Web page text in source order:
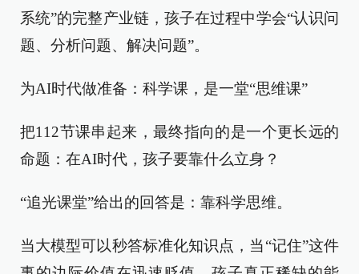
系统”的完整产业链，孩子在过程中学会“认识问
题、分析问题、解决问题”。
为AI时代做准备：科学课，是一堂“思维课”
把112节课串起来，最终指向的是一个更长远的
命题：在AI时代，孩子要靠什么立身？
“追光课堂”给出的回答是：靠科学思维。
当大模型可以秒答标准化知识点，当“记住”这件